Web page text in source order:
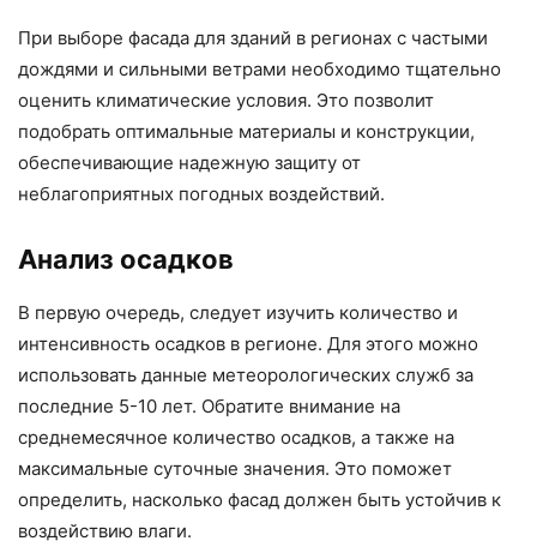
При выборе фасада для зданий в регионах с частыми
дождями и сильными ветрами необходимо тщательно
оценить климатические условия. Это позволит
подобрать оптимальные материалы и конструкции,
обеспечивающие надежную защиту от
неблагоприятных погодных воздействий.
Анализ осадков
В первую очередь, следует изучить количество и
интенсивность осадков в регионе. Для этого можно
использовать данные метеорологических служб за
последние 5-10 лет. Обратите внимание на
среднемесячное количество осадков, а также на
максимальные суточные значения. Это поможет
определить, насколько фасад должен быть устойчив к
воздействию влаги.